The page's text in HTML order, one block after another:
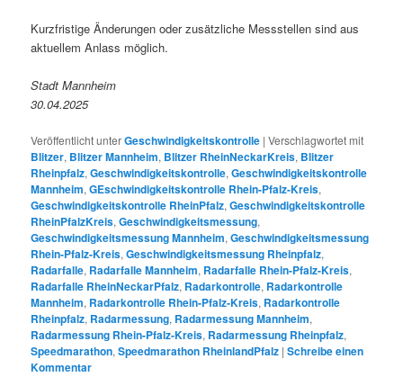
Kurzfristige Änderungen oder zusätzliche Messstellen sind aus
aktuellem Anlass möglich.
Stadt Mannheim
30.04.2025
Veröffentlicht unterGeschwindigkeitskontrolle |Verschlagwortet mit
Blitzer, Blitzer Mannheim, Blitzer RheinNeckarKreis, Blitzer
Rheinpfalz,Geschwindigkeitskontrolle,Geschwindigkeitskontrolle
Mannheim,GEschwindigkeitskontrolle Rhein-Pfalz-Kreis,
Geschwindigkeitskontrolle RheinPfalz,Geschwindigkeitskontrolle
RheinPfalzKreis,Geschwindigkeitsmessung,
Geschwindigkeitsmessung Mannheim,Geschwindigkeitsmessung
Rhein-Pfalz-Kreis,Geschwindigkeitsmessung Rheinpfalz,
Radarfalle, Radarfalle Mannheim, Radarfalle Rhein-Pfalz-Kreis,
Radarfalle RheinNeckarPfalz, Radarkontrolle, Radarkontrolle
Mannheim, Radarkontrolle Rhein-Pfalz-Kreis, Radarkontrolle
Rheinpfalz, Radarmessung, Radarmessung Mannheim,
Radarmessung Rhein-Pfalz-Kreis, Radarmessung Rheinpfalz,
Speedmarathon,Speedmarathon RheinlandPfalz |Schreibe einen
Kommentar